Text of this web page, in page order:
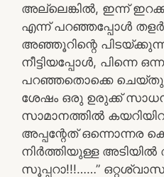
അല്ലെങ്കിൽ, ഇന്ന്
എന്ന് പറഞ്ഞപ്പോൾ
അഞ്ഞൂറിന്റെ
നീട്ടിയപ്പോൾ, പിന്നെ
പറഞ്ഞതൊക്കെ ചെയ്തു.
ശേഷം ഒരു ഉരുക്ക്
സാമാനത്തിൽ
അപ്പന്റേത് ഒന്നൊന്നര
നിർത്തിയുള്ള
സൂപ്പറാ!!!……”